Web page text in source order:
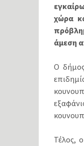
χώρα
άμεση
Ο
Τέλος,